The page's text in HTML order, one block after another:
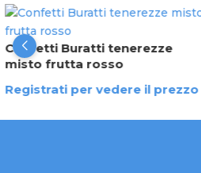
Confetti Buratti tenerezze
misto frutta rosso
Registrati per vedere il prezzo